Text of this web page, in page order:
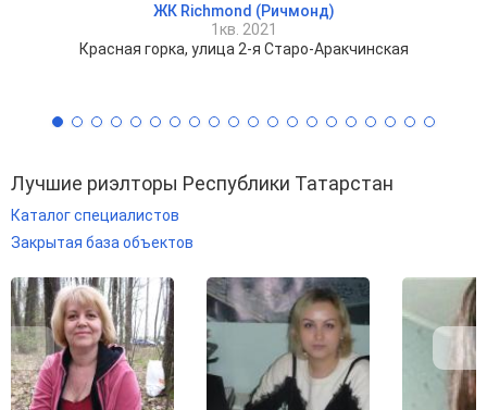
ЖК Richmond (Ричмонд)
1кв. 2021
Красная горка, улица 2-я Старо-Аракчинская
Лучшие риэлторы Республики Татарстан
Каталог специалистов
Закрытая база объектов